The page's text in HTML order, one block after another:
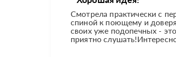
Смотрела практически с
спиной к поющему и
своих уже подопечных -
приятно